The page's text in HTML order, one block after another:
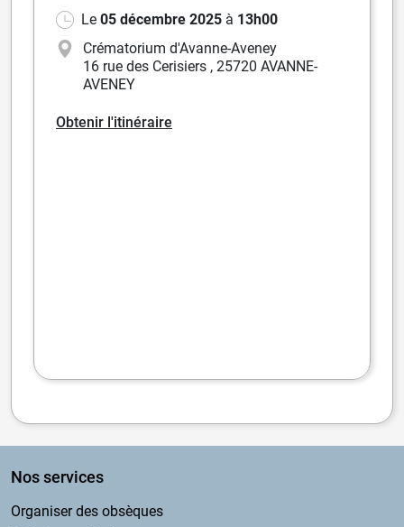
Le 05 décembre 2025 à 13h00
Crématorium d'Avanne-Aveney
16 rue des Cerisiers , 25720 AVANNE-
AVENEY
Obtenir l'itinéraire
Nos services
Organiser des obsèques